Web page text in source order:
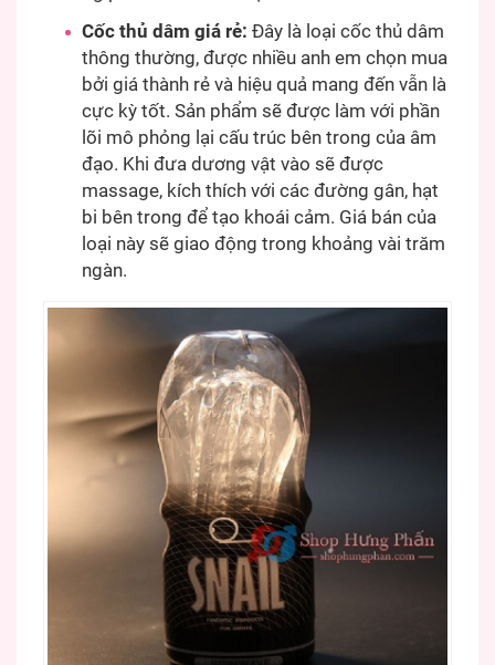
Cốc thủ dâm giá rẻ: Đây là loại cốc thủ dâm
thông thường, được nhiều anh em chọn mua
bởi giá thành rẻ và hiệu quả mang đến vẫn là
cực kỳ tốt. Sản phẩm sẽ được làm với phần
lõi mô phỏng lại cấu trúc bên trong của âm
đạo. Khi đưa dương vật vào sẽ được
massage, kích thích với các đường gân, hạt
bi bên trong để tạo khoái cảm. Giá bán của
loại này sẽ giao động trong khoảng vài trăm
ngàn.